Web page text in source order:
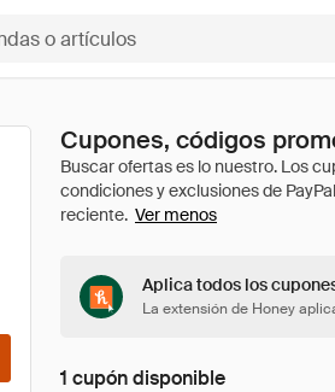
Cupones, códigos
Ver menos
Aplica todos los
La extensión de Honey
1 cupón disponible